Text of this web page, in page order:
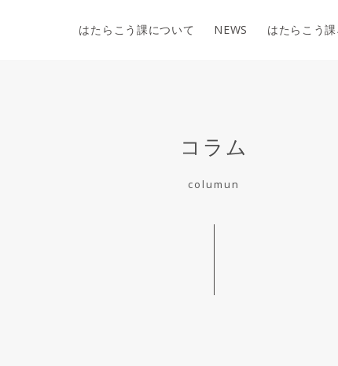
はたらこう課について NEWS はたらこう
コラム
columun